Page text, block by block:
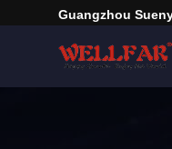
Guangzhou